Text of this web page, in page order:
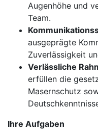
Augenhöhe und
Team.
ausgeprägte
Zuverlässigkeit
Verlässliche
erfüllen die
Masernschutz
Ihre Aufgaben